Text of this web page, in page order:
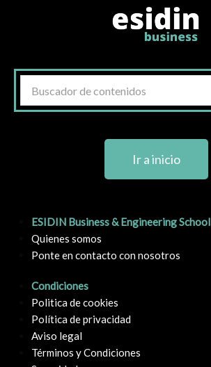
Ir a inicio
ESIDIN Business & Engineering School
Quienes somos
Ponte en contacto con nosotros
Condiciones
Politica de cookies
Política de privacidad
Aviso legal
Términos y Condiciones